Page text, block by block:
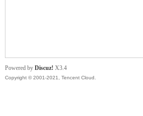
Powered by Discuz! X3.4
Copyright © 2001-2021, Tencent Cloud.